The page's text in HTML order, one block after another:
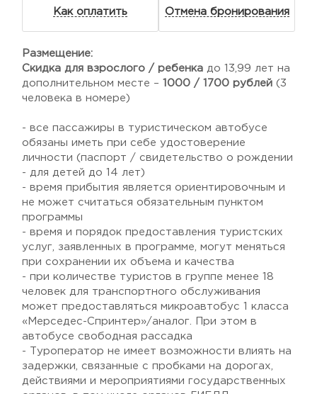
Как оплатить Отмена бронирования
Размещение:
Скидка для взрослого / ребенка до 13,99 лет на
дополнительном месте –
1000 / 1700 рублей (3
человека в номере)
- все пассажиры в туристическом автобусе
обязаны иметь при себе удостоверение
личности (паспорт / свидетельство о рождении
- для детей до 14 лет)
- время прибытия является ориентировочным и
не может считаться обязательным пунктом
программы
- время и порядок предоставления туристских
услуг, заявленных в программе, могут меняться
при сохранении их объема и качества
- при количестве туристов в группе менее 18
человек для транспортного обслуживания
может предоставляться микроавтобус 1 класса
«Мерседес-Спринтер»/аналог. При этом в
автобусе свободная рассадка
- Туроператор не имеет возможности влиять на
задержки, связанные с пробками на дорогах,
действиями и мероприятиями государственных